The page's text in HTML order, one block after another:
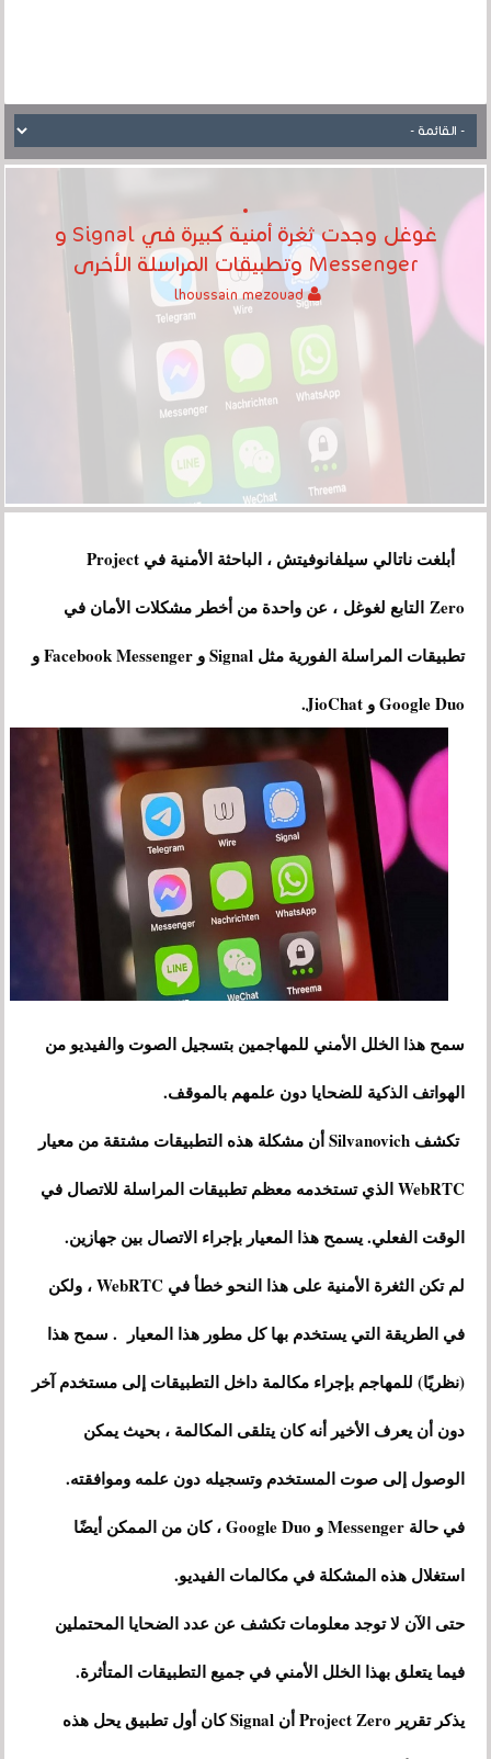
غوغل وجدت ثغرة أمنية كبيرة في Signal و
Messenger وتطبيقات المراسلة الأخرى
lhoussain mezouad
أبلغت ناتالي سيلفانوفيتش ، الباحثة الأمنية في Project
Zero التابع لغوغل
، عن واحدة من أخطر مشكلات الأمان في
تطبيقات المراسلة الفورية مثل Signal و Facebook Messenger و
Google Duo و JioChat.
سمح هذا الخلل الأمني ​​للمهاجمين بتسجيل الصوت والفيديو من
الهواتف الذكية للضحايا دون علمهم بالموقف.
تكشف Silvanovich أن مشكلة هذه التطبيقات مشتقة من معيار
WebRTC الذي تستخدمه معظم تطبيقات المراسلة للاتصال في
الوقت الفعلي. يسمح هذا المعيار بإجراء الاتصال بين جهازين.
لم تكن الثغرة الأمنية على هذا النحو خطأ في WebRTC ، ولكن
في الطريقة التي يستخدم بها كل مطور هذا المعيار . سمح هذا
(نظريًا) للمهاجم بإجراء مكالمة داخل التطبيقات إلى مستخدم آخر
دون أن يعرف الأخير أنه كان يتلقى المكالمة ، بحيث يمكن
الوصول إلى صوت المستخدم وتسجيله دون علمه وموافقته.
في حالة Messenger و Google Duo ، كان من الممكن أيضًا
استغلال هذه المشكلة في مكالمات الفيديو.
حتى الآن لا توجد معلومات تكشف عن عدد الضحايا المحتملين
فيما يتعلق بهذا الخلل الأمني ​​في جميع التطبيقات المتأثرة.
يذكر تقرير Project Zero أن Signal كان أول تطبيق يحل هذه